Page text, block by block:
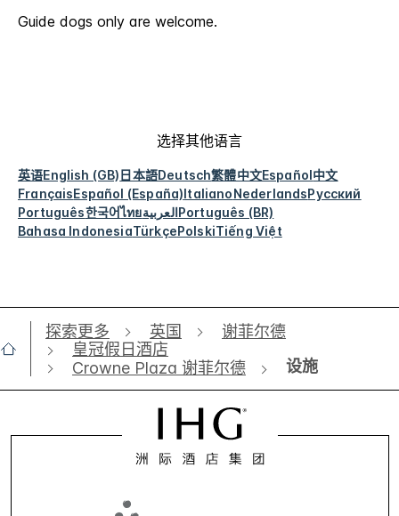
Guide dogs only are welcome.
选择其他语言
英语English (GB)日本語Deutsch繁體中文Español中文
FrançaisEspañol (España)ItalianoNederlandsРусский
Português한국어ไทยالعربيةPortuguês (BR)
Bahasa IndonesiaTürkçePolskiTiếng Việt
探索更多 英国
谢菲尔德
皇冠假日酒店
Crowne Plaza 谢菲尔德
设施